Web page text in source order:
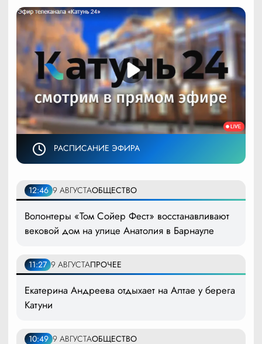
РАСПИСАНИЕ ЭФИРА
12:46 9 АВГУСТАОБЩЕСТВО
Волонтеры «Том Сойер Фест» восстанавливают
вековой дом на улице Анатолия в Барнауле
11:27 9 АВГУСТАПРОЧЕЕ
Екатерина Андреева отдыхает на Алтае у берега
Катуни
10:49 9 АВГУСТАОБЩЕСТВО